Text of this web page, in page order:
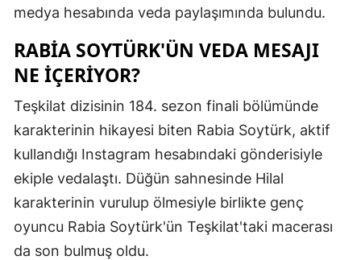
Mersin
İstanbul
İzmir
Kars
Kastamonu
medya hesabında veda paylaşımında bulundu.
RABIA SOYTÜRK'ÜN VEDA MESAJI
NE IÇERIYOR?
Teşkilat dizisinin 184. sezon finali bölümünde
karakterinin hikayesi biten Rabia Soytürk, aktif
kullandığı Instagram hesabındaki gönderisiyle
ekiple vedalaştı. Düğün sahnesinde Hilal
karakterinin vurulup ölmesiyle birlikte genç
oyuncu Rabia Soytürk'ün Teşkilat'taki macerası
da son bulmuş oldu.